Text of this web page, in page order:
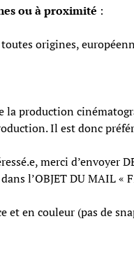
ou à proximité :
origines,
la production
Il est donc
merci
l’OBJET DU MAIL «
et en couleur (pas de